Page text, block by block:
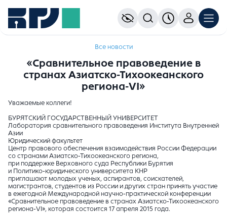
Все новости
«Сравнительное правоведение в
странах Азиатско-Тихоокеанского
региона-VI»
Уважаемые коллеги!
БУРЯТСКИЙ ГОСУДАРСТВЕННЫЙ УНИВЕРСИТЕТ
Лаборатория сравнительного правоведения Института Внутренней
Азии
Юридический факультет
Центр правового обеспечения взаимодействия России Федерации
со странами Азиатско-Тихоокеанского региона,
при поддержке Верховного суда Республики Бурятия
и Политико-юридического университета КНР
приглашают молодых ученых, аспирантов, соискателей,
магистрантов, студентов из России и других стран принять участие
в ежегодной Международной научно-практической конференции
«Сравнительное правоведение в странах Азиатско-Тихоокеанского
региона-VI», которая состоится 17 апреля 2015 года.